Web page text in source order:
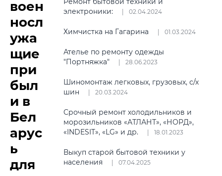
воен
носл
ужа
щие
при
был
и в
Бел
арус
ь
для
электроники:
02.04.2024
Химчистка на Гагарина 01.03.2024
Ателье по ремонту одежды
"Портняжка"
28.06.2023
Шиномонтаж легковых, грузовых, с/х
шин
20.03.2024
Срочный ремонт холодильников и
морозильников «АТЛАНТ», «НОРД»,
«INDESIT», «LG» и др.
18.01.2023
Выкуп старой бытовой техники у
населения
07.04.2025